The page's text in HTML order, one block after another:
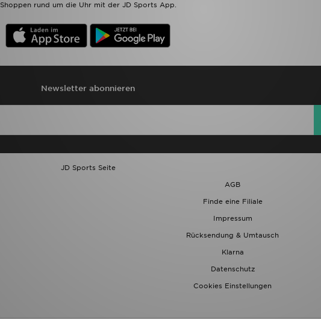
Shoppen rund um die Uhr mit der JD Sports App.
Newsletter abonnieren
JD Sports Seite
AGB
Finde eine Filiale
Impressum
Rücksendung & Umtausch
Klarna
Datenschutz
Cookies Einstellungen